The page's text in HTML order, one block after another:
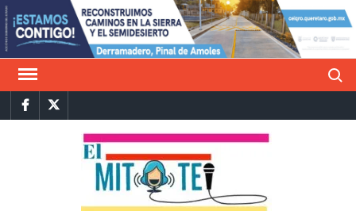
Saltar
al
contenido
FacebookTwitter